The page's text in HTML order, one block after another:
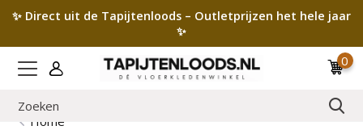
✨ Direct uit de Tapijtenloods – Outletprijzen het hele jaar
✨
0
Home